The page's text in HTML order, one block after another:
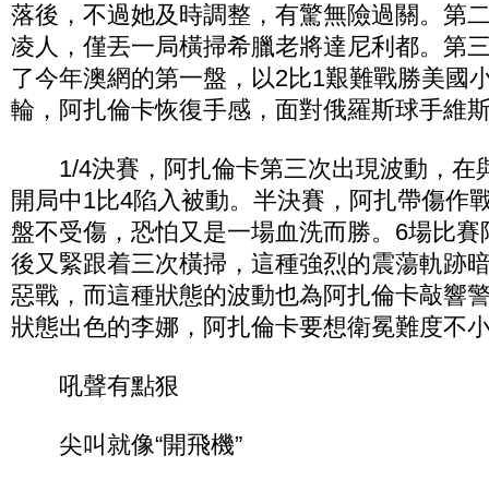
落後，不過她及時調整，有驚無險過關。第
凌人，僅丟一局橫掃希臘老將達尼利都。第
了今年澳網的第一盤，以2比1艱難戰勝美國
輪，阿扎倫卡恢復手感，面對俄羅斯球手維
1/4決賽，阿扎倫卡第三次出現波動，在
開局中1比4陷入被動。半決賽，阿扎帶傷作
盤不受傷，恐怕又是一場血洗而勝。6場比
後又緊跟着三次橫掃，這種強烈的震蕩軌跡
惡戰，而這種狀態的波動也為阿扎倫卡敲響
狀態出色的李娜，阿扎倫卡要想衛冕難度不
吼聲有點狠
尖叫就像“開飛機”